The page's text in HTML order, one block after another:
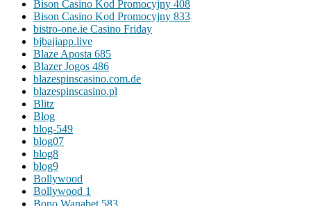
Bison Casino Kod Promocyjny 408
Bison Casino Kod Promocyjny 833
bistro-one.ie Casino Friday
bjbajiapp.live
Blaze Aposta 685
Blazer Jogos 486
blazespinscasino.com.de
blazespinscasino.pl
Blitz
Blog
blog-549
blog07
blog8
blog9
Bollywood
Bollywood 1
Bono Wanabet 583